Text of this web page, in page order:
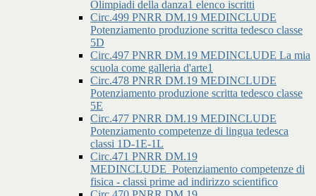
Olimpiadi della danza1 elenco iscritti
Circ.499 PNRR DM.19 MEDINCLUDE
Potenziamento produzione scritta tedesco classe
5D
Circ.497 PNRR DM.19 MEDINCLUDE La mia
scuola come galleria d'arte1
Circ.478 PNRR DM.19 MEDINCLUDE
Potenziamento produzione scritta tedesco classe
5E
Circ.477 PNRR DM.19 MEDINCLUDE
Potenziamento competenze di lingua tedesca
classi 1D-1E-1L
Circ.471 PNRR DM.19
MEDINCLUDE_Potenziamento competenze di
fisica - classi prime ad indirizzo scientifico